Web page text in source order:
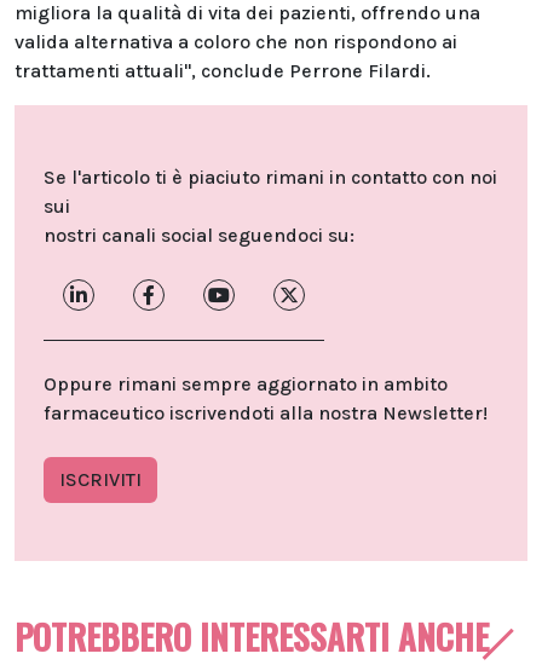
migliora la qualità di vita dei pazienti, offrendo una
valida alternativa a coloro che non rispondono ai
trattamenti attuali", conclude Perrone Filardi.
Se l'articolo ti è piaciuto rimani in contatto con noi
sui
nostri canali social seguendoci su:
Oppure rimani sempre aggiornato in ambito
farmaceutico iscrivendoti alla nostra Newsletter!
ISCRIVITI
POTREBBERO INTERESSARTI ANCHE